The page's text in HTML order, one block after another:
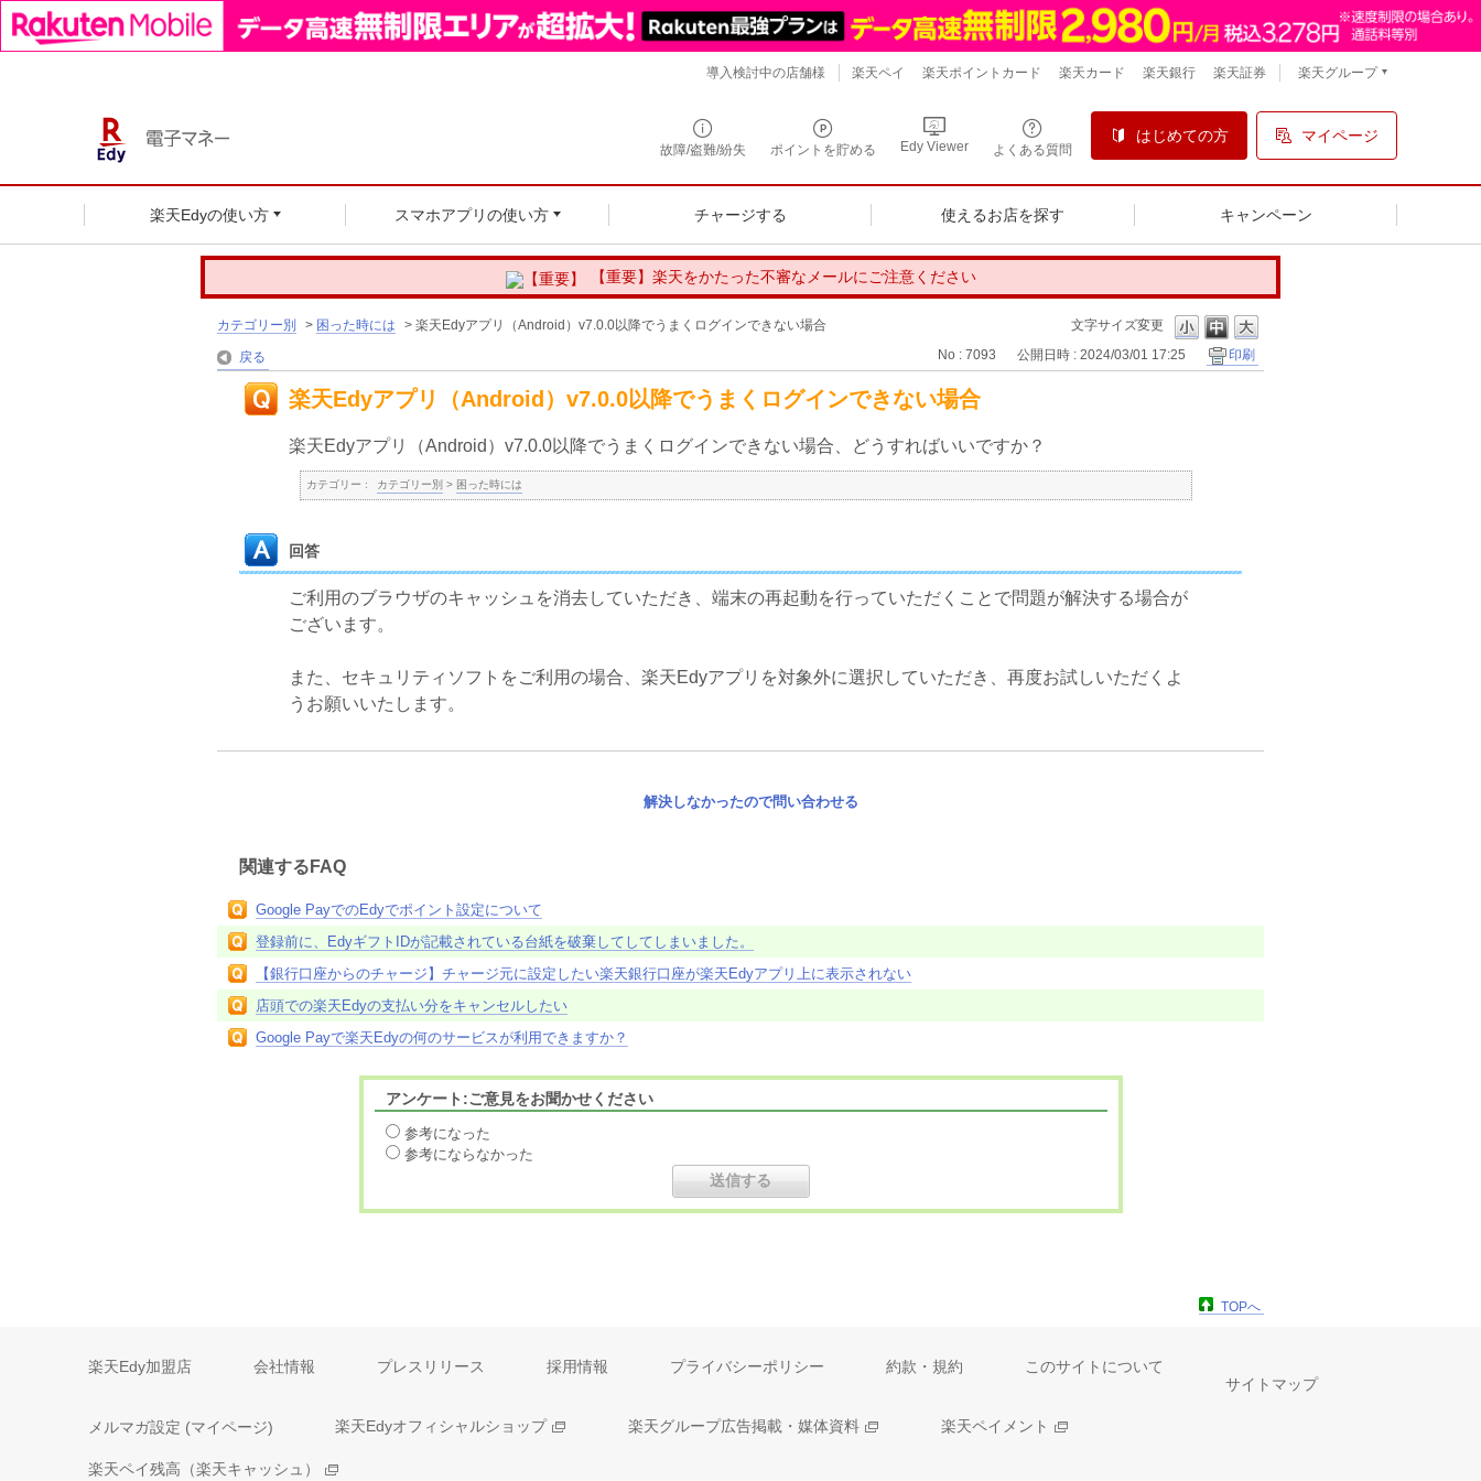
故障/盗難/紛失 ポイントを貯める Edy Viewer よくある質問
はじめての方 マイページ
楽天Edyの使い方 スマホアプリの使い方 チャージする 使えるお店を探す キャンペーン
導入検討中の店舗様 楽天ペイ 楽天ポイントカード 楽天カード 楽天銀行 楽天証券 楽天グループ
【重要】楽天をかたった不審なメールにご注意ください
文字サイズ変更
カテゴリー別 > 困った時には > 楽天Edyアプリ（Android）v7.0.0以降でうまくログインできない場合
戻る No : 7093 公開日時 : 2024/03/01 17:25 印刷
楽天Edyアプリ（Android）v7.0.0以降でうまくログインできない場合
楽天Edyアプリ（Android）v7.0.0以降でうまくログインできない場合、どうすればいいですか？
カテゴリー : カテゴリー別 > 困った時には
回答
ご利用のブラウザのキャッシュを消去していただき、端末の再起動を行っていただくことで問題が解決する場合が
ございます。
また、セキュリティソフトをご利用の場合、楽天Edyアプリを対象外に選択していただき、再度お試しいただくよ
うお願いいたします。
解決しなかったので問い合わせる
関連するFAQ
Google PayでのEdyでポイント設定について
登録前に、EdyギフトIDが記載されている台紙を破棄してしてしまいました。
【銀行口座からのチャージ】チャージ元に設定したい楽天銀行口座が楽天Edyアプリ上に表示されない
店頭での楽天Edyの支払い分をキャンセルしたい
Google Payで楽天Edyの何のサービスが利用できますか？
アンケート:ご意見をお聞かせください
参考になった
参考にならなかった
TOPへ
楽天Edy加盟店 会社情報 プレスリリース 採用情報 プライバシーポリシー 約款・規約
このサイトについて
サイトマップ
メルマガ設定 (マイページ) 楽天Edyオフィシャルショップ 楽天グループ広告掲載・媒体資料 楽天ペイメント
楽天ペイ残高（楽天キャッシュ）